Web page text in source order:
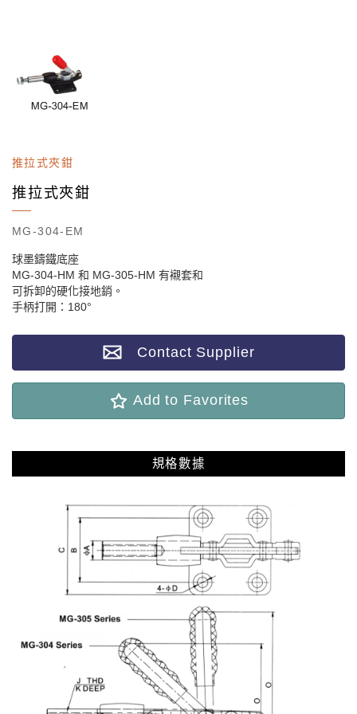
推拉式夾鉗
推拉式夾鉗
MG-304-EM
球墨鑄鐵底座
MG-304-HM 和 MG-305-HM 有襯套和
可拆卸的硬化接地銷。
手柄打開：180°
Contact Supplier
Add to Favorites
規格數據